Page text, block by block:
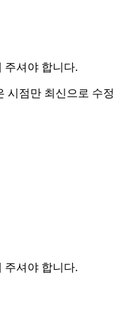
주셔야 합니다.
시점만 최신으로 수정
주셔야 합니다.